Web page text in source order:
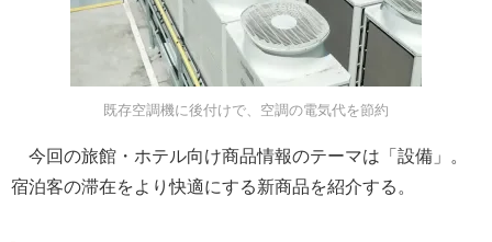
既存空調機に後付けで、空調の電気代を節約
今回の旅館・ホテル向け商品情報のテーマは「設備」。
宿泊客の滞在をより快適にする新商品を紹介する。